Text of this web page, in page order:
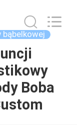
Boba